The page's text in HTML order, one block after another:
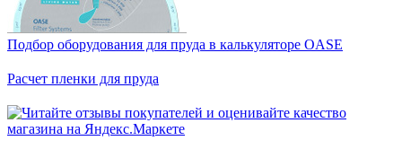
Подбор оборудования для пруда в калькуляторе OASE
Расчет пленки для пруда